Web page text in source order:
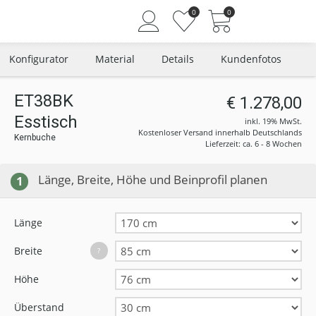
0 0
Konfigurator Material Details Kundenfotos
ET38BK
Esstisch
Kernbuche
€ 1.278,00
inkl. 19% MwSt.
Kostenloser Versand innerhalb Deutschlands
Lieferzeit: ca. 6 - 8 Wochen
1 Länge, Breite, Höhe und Beinprofil planen
Länge
Breite ?
Höhe
Überstand